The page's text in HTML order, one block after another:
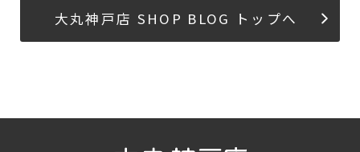
大丸神戸店 SHOP BLOG トップへ